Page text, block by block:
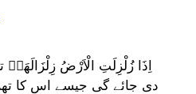
اِذَا زُلْزِلَتِ الْاَرْضُ زِلْزَالَهَاۙ
دی جائے گی جیسے اس کا